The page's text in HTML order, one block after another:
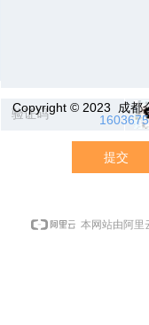
提交
Copyright © 2023 成都
本网站由阿里